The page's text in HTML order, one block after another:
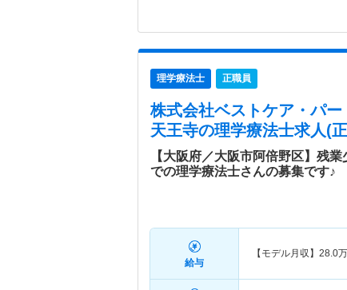
理学療法士 正職員
株式会社ベストケア・パ
天王寺の理学療法士求人(
【大阪府／大阪市阿倍野区】残
での理学療法士さんの募集です♪
給与
【モデル月収】 28.0